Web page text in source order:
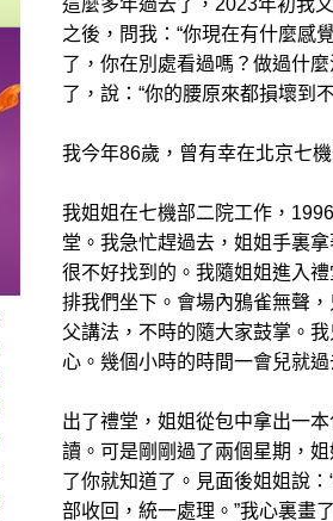
這麼多年過去了，2023年初我
之後，問我：“你現在有什麼感
了，你在別處看過嗎？做過什
了，說：“你的腰原來都損壞到
我今年86歲，曾有幸在北京七
我姐姐在七機部二院工作，
堂。我急忙趕過去，姐姐手裏
很不好找到的。我隨姐姐進入
排我們坐下。會場內鴉雀無聲
父講法，不時的隨大家鼓掌。
心。幾個小時的時間一會兒就過
出了禮堂，姐姐從包中拿出一
讀。可是剛剛過了兩個星期，
了你就知道了。見面後姐姐說
部收回，統一處理。”我心裏畫